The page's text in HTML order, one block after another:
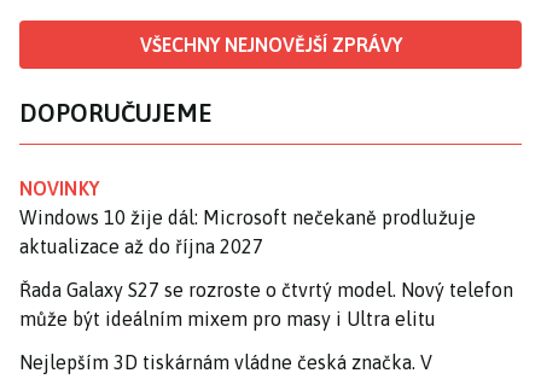
VŠECHNY NEJNOVĚJŠÍ ZPRÁVY
DOPORUČUJEME
NOVINKY
Windows 10 žije dál: Microsoft nečekaně prodlužuje
aktualizace až do října 2027
Řada Galaxy S27 se rozroste o čtvrtý model. Nový telefon
může být ideálním mixem pro masy i Ultra elitu
Nejlepším 3D tiskárnám vládne česká značka. V